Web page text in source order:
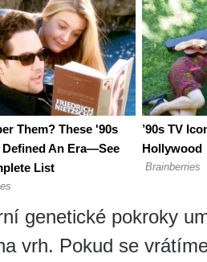
genetické pokroky
vrh. Pokud se